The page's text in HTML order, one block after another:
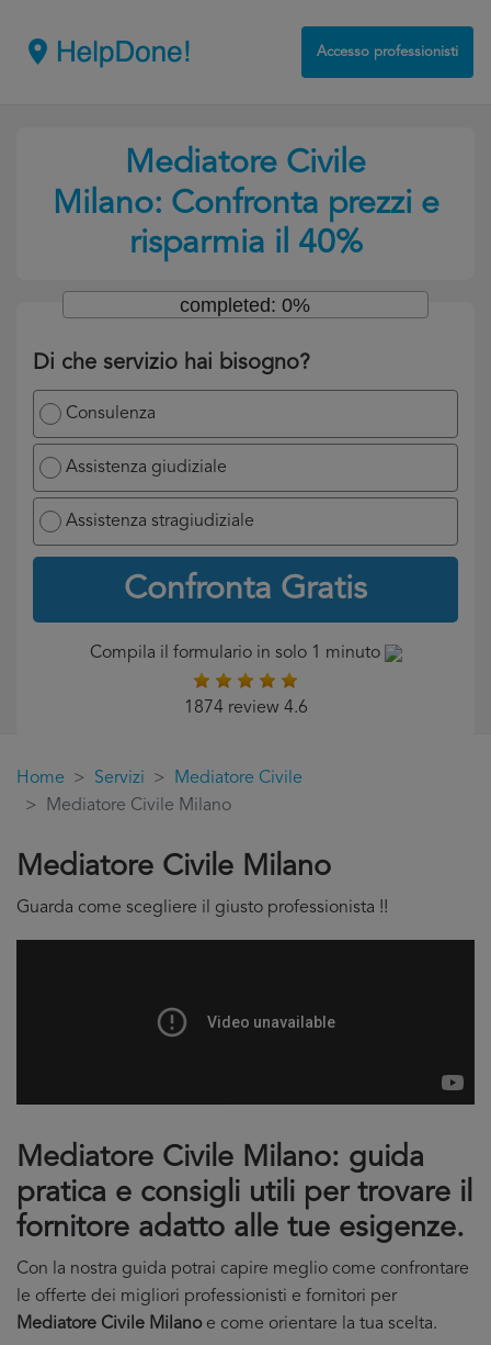
Accesso professionisti
Mediatore Civile
Milano: Confronta prezzi e
risparmia il 40%
Di che servizio hai bisogno?
Consulenza
Assistenza giudiziale
Assistenza stragiudiziale
Confronta Gratis
completed: 0%
Compila il formulario in solo 1 minuto
1874 review 4.6
Home Servizi
Mediatore Civile
Mediatore Civile Milano
Mediatore Civile Milano
Guarda come scegliere il giusto professionista !!
Mediatore Civile Milano: guida
pratica e consigli utili per trovare il
fornitore adatto alle tue esigenze.
Con la nostra guida potrai capire meglio come confrontare
le offerte dei migliori professionisti e fornitori per
Mediatore Civile Milanoe come orientare la tua scelta.